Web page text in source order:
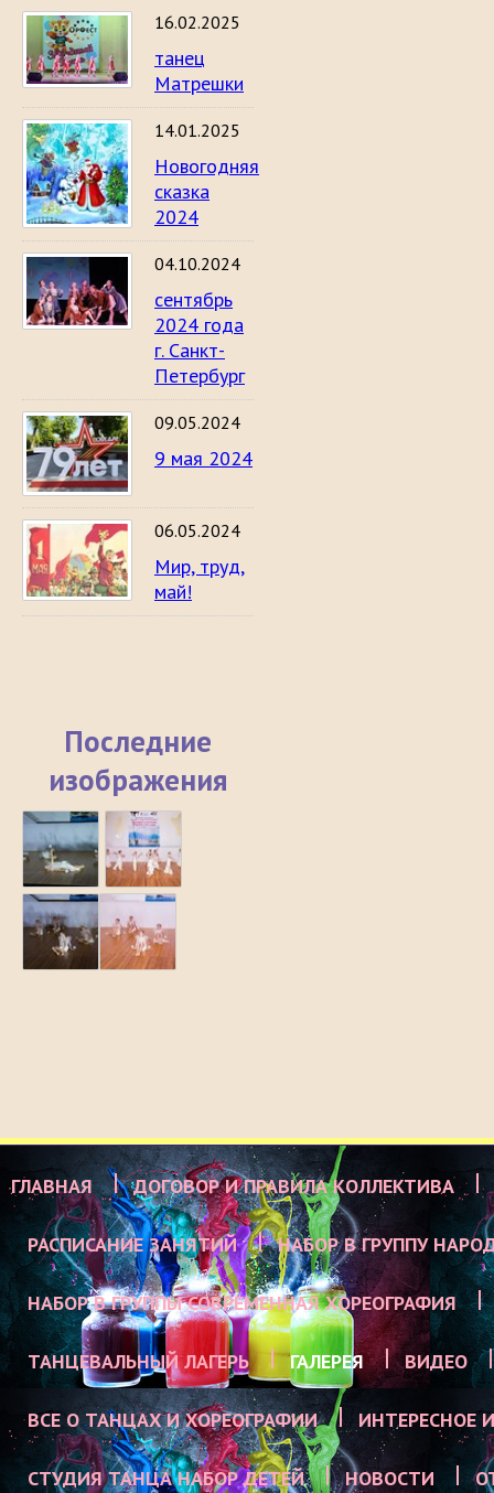
16.02.2025
танец
Матрешки
14.01.2025
Новогодняя
сказка
2024
04.10.2024
сентябрь
2024 года
г. Санкт-
Петербург
09.05.2024
9 мая 2024
06.05.2024
Мир, труд,
май!
Последние
изображения
ГЛАВНАЯ ДОГОВОР И ПРАВИЛА КОЛЛЕКТИВА
РАСПИСАНИЕ ЗАНЯТИЙ НАБОР В ГРУППУ
НАБОР В ГРУППЫ СОВРЕМЕННАЯ ХОРЕОГРАФИЯ
ТАНЦЕВАЛЬНЫЙ ЛАГЕРЬ ГАЛЕРЕЯ ВИДЕО
ВСЕ О ТАНЦАХ И ХОРЕОГРАФИИ ИНТЕРЕСНОЕ
СТУДИЯ ТАНЦА НАБОР ДЕТЕЙ НОВОСТИ